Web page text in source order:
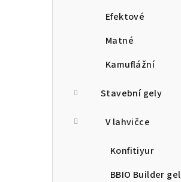
Efektové
Matné
Kamuflážní
Stavební gely
V lahvičce
Konfitiyur
BBIO Builder gel